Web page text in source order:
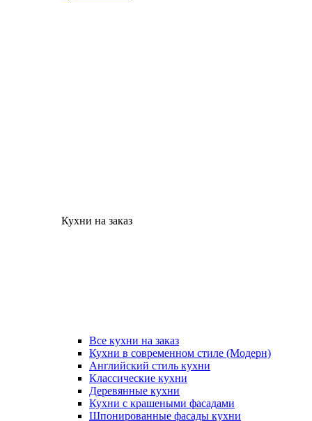
Кухни на заказ
Все кухни на заказ
Кухни в современном стиле (Модерн)
Английский стиль кухни
Классические кухни
Деревянные кухни
Кухни с крашеными фасадами
Шпонированные фасады кухни